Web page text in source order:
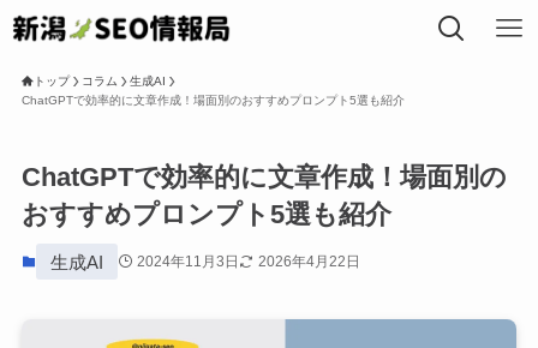
私たちについて
トップ コラム
生成AI
ChatGPTで効率的に文章作成！場面別のおすすめプロンプト5選も紹介
ChatGPTで効率的に文章作成！場面別の
おすすめプロンプト5選も紹介
生成AI 2024年11月3日 2026年4月22日